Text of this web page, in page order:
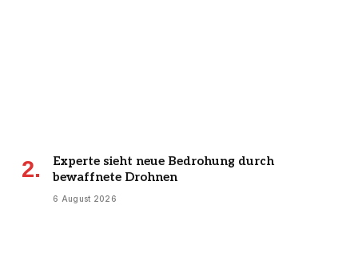
Experte sieht neue Bedrohung durch
bewaffnete Drohnen
6 August 2026